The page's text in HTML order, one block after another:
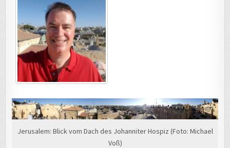
Jerusalem: Blick vom Dach des Johanniter Hospiz (Foto: Michael
Voß)